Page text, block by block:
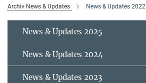
Archiv News & Updates News & Updates 2022
News & Updates 2025
News & Updates 2024
News & Updates 2023